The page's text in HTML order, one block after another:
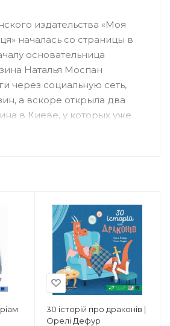
издательства «Моя
началась со страницы в
основательница
Наталья Моспан
через социальную сеть,
а вскоре открыла два
в Киеве, у которых уже
Это книжные
выпускает книги
издательства
«Хто живе в тобі», «Крута
фізика», «Не-мов-ля» и
30 історій про драконів |
Орелі Дефур